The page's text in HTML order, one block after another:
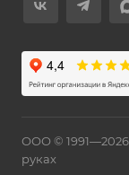
ООО ©
руках